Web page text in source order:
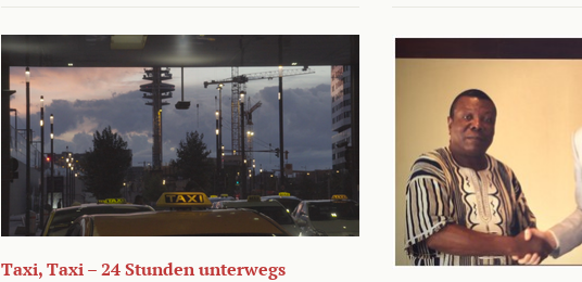
Taxi, Taxi – 24 Stunden unterwegs